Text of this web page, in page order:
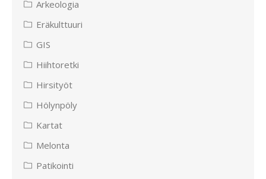
Arkeologia
Eräkulttuuri
GIS
Hiihtoretki
Hirsityöt
Hölynpöly
Kartat
Melonta
Patikointi